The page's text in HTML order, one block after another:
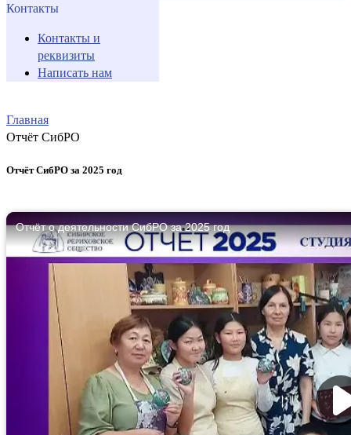
Контакты
Контакты и
реквизиты
Написать нам
Главная
Отчёт СибРО
Отчёт СибРО за 2025 год